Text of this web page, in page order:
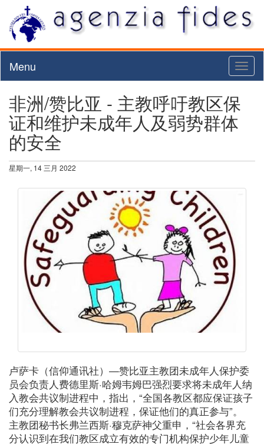
Menu
非洲/赞比亚 - 主教呼吁教区保
证和维护未成年人及弱势群体
的安全
星期一, 14 三月 2022
卢萨卡（信仰通讯社）—赞比亚主教团未成年人保护委
员会负责人费德里斯·哈姆韦姆巴强烈要求将未成年人纳
入教会共议制进程中，指出，“全国各教区都应保证孩子
们充分理解教会共议制进程，保证他们的真正参与”。
主教团秘书长弗兰西斯·穆克萨神父重申，“社会各界充
分认识到在我们教区成立有效的专门机构保护少年儿童